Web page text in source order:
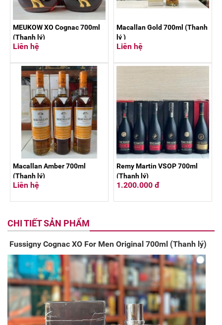
MEUKOW XO Cognac 700ml
(Thanh lý)
Liên hệ
Macallan Gold 700ml (Thanh
lý )
Liên hệ
Macallan Amber 700ml
(Thanh lý)
Liên hệ
Remy Martin VSOP 700ml
(Thanh lý)
1.200.000 đ
CHI TIẾT SẢN PHẨM
Fussigny Cognac XO For Men Original 700ml (Thanh lý)